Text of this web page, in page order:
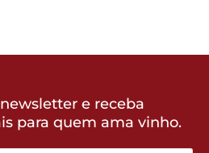
e receba
para quem ama vinho.